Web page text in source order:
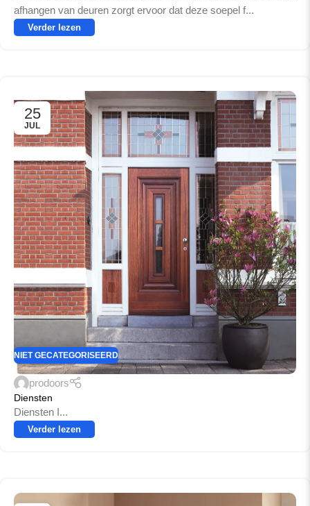
afhangen van deuren zorgt ervoor dat deze soepel f...
Verder lezen
25
JUL
NIET GECATEGORISEERD
prodoors
Diensten
Diensten I...
Verder lezen